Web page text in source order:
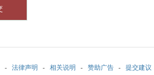
- 法律声明 - 相关说明 - 赞助广告 - 提交建议